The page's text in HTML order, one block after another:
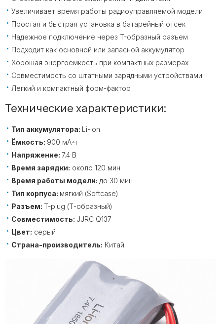
Увеличивает время работы радиоуправляемой модели
Простая и быстрая установка в батарейный отсек
Надежное подключение через T-образный разъем
Подходит как основной или запасной аккумулятор
Хорошая энергоемкость при компактных размерах
Совместимость со штатными зарядными устройствами
Легкий и компактный форм-фактор
Технические характеристики:
Тип аккумулятора: Li-Ion
Ёмкость: 900 мА·ч
Напряжение: 7.4 В
Время зарядки: около 120 мин
Время работы модели: до 30 мин
Тип корпуса: мягкий (Softcase)
Разъем: T-plug (Т-образный)
Совместимость: JJRC Q137
Цвет: серый
Страна-производитель: Китай